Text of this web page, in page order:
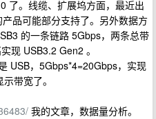
了。线缆、扩展坞方面，最近出
品可能部分支持了。另外数据方
的一条链路 5Gbps，两条总带
现 USB3.2 Gen2 。
USB，5Gbps*4=20Gbps，实现
带宽了。
我的文章，数据量分析。